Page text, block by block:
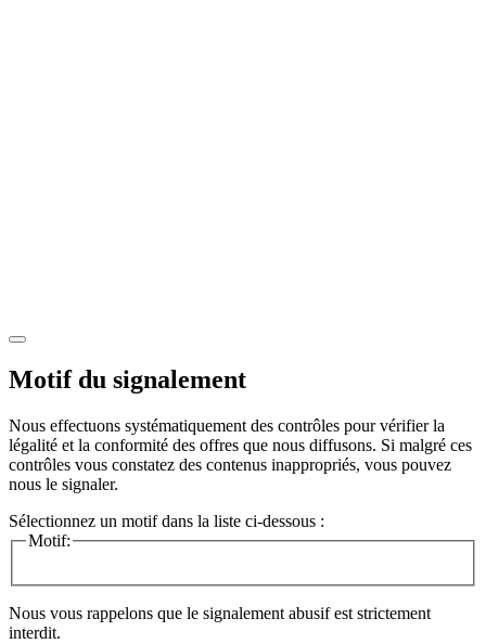
Motif du signalement
Nous effectuons systématiquement des contrôles pour vérifier la
légalité et la conformité des offres que nous diffusons. Si malgré ces
contrôles vous constatez des contenus inappropriés, vous pouvez
nous le signaler.
Sélectionnez un motif dans la liste ci-dessous :
Motif:
Nous vous rappelons que le signalement abusif est strictement
interdit.